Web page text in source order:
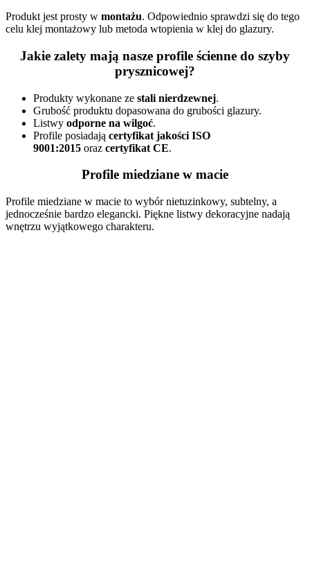
Produkt jest prosty w montażu. Odpowiednio sprawdzi się do tego
celu klej montażowy lub metoda wtopienia w klej do glazury.
Jakie zalety mają nasze profile ścienne do szyby
prysznicowej?
Produkty wykonane ze stali nierdzewnej.
Grubość produktu dopasowana do grubości glazury.
Listwy odporne na wilgoć.
Profile posiadają certyfikat jakości ISO
9001:2015 oraz certyfikat CE.
Profile miedziane w macie
Profile miedziane w macie to wybór nietuzinkowy, subtelny, a
jednocześnie bardzo elegancki. Piękne listwy dekoracyjne nadają
wnętrzu wyjątkowego charakteru.